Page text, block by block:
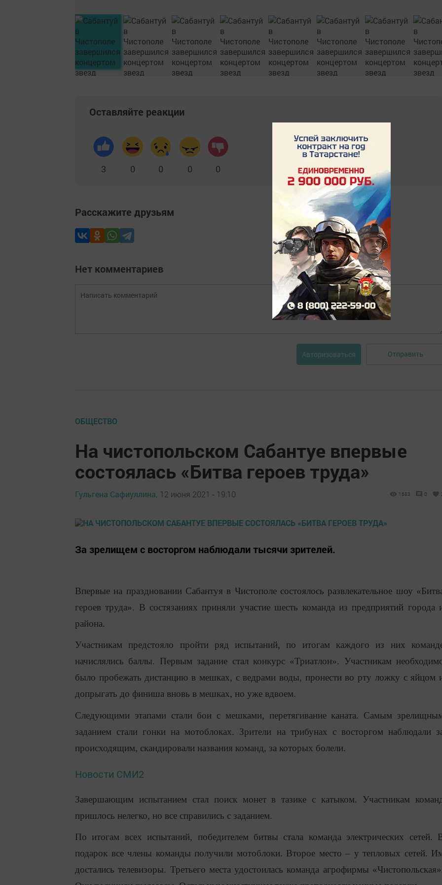
Оставляйте реакции
3 0 0 0 0
Расскажите друзьям
Нет комментариев
Авторизоваться Отправить
ОБЩЕСТВО
На чистопольском Сабантуе впервые
состоялась «Битва героев труда»
Гульгена Сафиуллина, 12 июня 2021 - 19:10 1683 0
За зрелищем с восторгом наблюдали тысячи зрителей.
Впервые на праздновании Сабантуя в Чистополе состоялось развлекательное шоу
героев труда». В состязаниях приняли участие шесть команда из предприятий города
района.
Участникам предстояло пройти ряд испытаний, по итогам каждого из них
начислялись баллы. Первым задание стал конкурс «Триатлон». Участникам
было пробежать дистанцию в мешках, с ведрами воды, пронести во рту ложку с яйцом
допрыгать до финиша вновь в мешках, но уже вдвоем.
Следующими этапами стали бои с мешками, перетягивание каната. Самым
заданием стали гонки на мотоблоках. Зрители на трибунах с восторгом наблюдали
происходящим, скандировали названия команд, за которых болели.
Новости СМИ2
Завершающим испытанием стал поиск монет в тазике с катыком. Участникам
пришлось нелегко, но все справились с заданием.
По итогам всех испытаний, победителем битвы стала команда электрических сетей.
подарок все члены команды получили мотоблоки. Второе место – у тепловых сетей.
достались телевизоры. Третьего места удостоилась команда агрофирмы